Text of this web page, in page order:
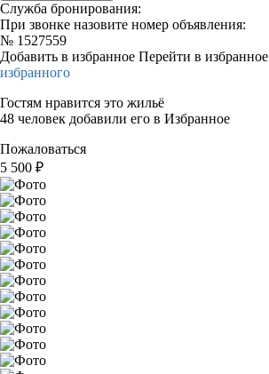
Служба бронирования:
При звонке назовите номер объявления:
№ 1527559
Добавить в избранное Перейти в избранное
избранного
Гостям нравится это жильё
48 человек добавили его в Избранное
Пожаловаться
5 500 ₽